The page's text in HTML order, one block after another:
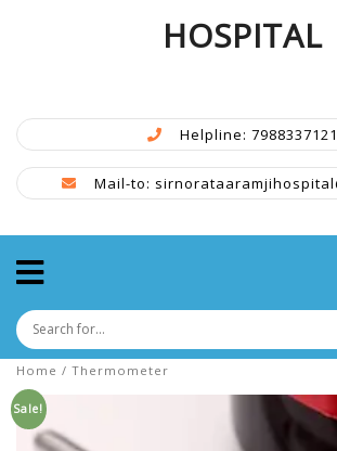
HOSPITAL
Helpline: 7988337121
Mail-to:
Home / Thermometer
Sale!